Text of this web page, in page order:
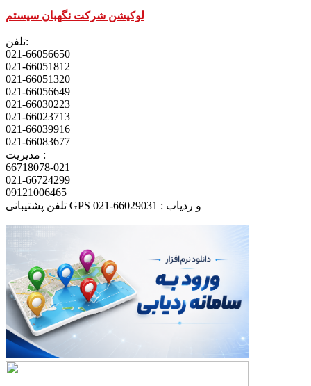
لوکیشن شرکت نگهبان سیستم
تلفن:
021-66056650
021-66051812
021-66051320
021-66056649
021-66030223
021-66023713
021-66039916
021-66083677
مدیریت :
66718078-021
021-66724299
09121006465
تلفن پشتیبانی GPS و ردیاب : 66029031-021